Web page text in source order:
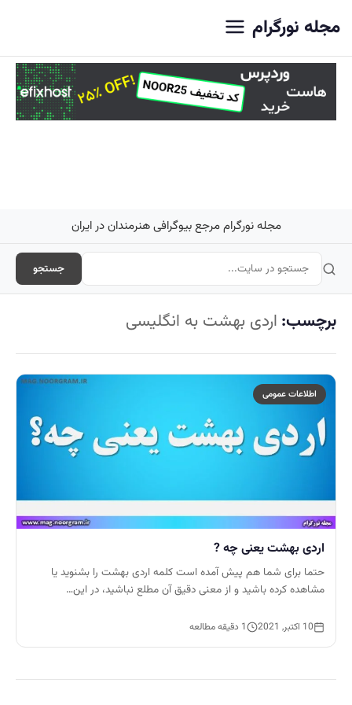
مجله نورگرام
مجله نورگرام مرجع بیوگرافی هنرمندان در ایران
جستجو
برچسب: اردی بهشت به انگلیسی
اطلاعات عمومی
اردی بهشت یعنی چه ?
حتما برای شما هم پیش آمده است کلمه اردی بهشت را بشنوید یا
مشاهده کرده باشید و از معنی دقیق آن مطلع نباشید، در این…
10 اکتبر, 2021 1 دقیقه مطالعه